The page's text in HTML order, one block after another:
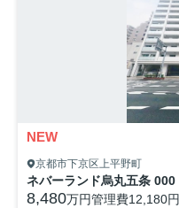
NEW
京都市下京区上平野町
ネバーランド烏丸五条 000
8,480万円管理費12,180円